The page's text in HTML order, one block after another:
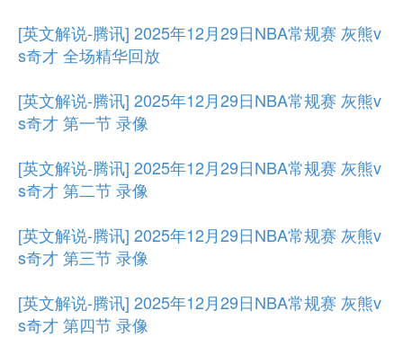
[英文解说-腾讯] 2025年12月29日NBA常规赛 灰熊v
s奇才 全场精华回放
[英文解说-腾讯] 2025年12月29日NBA常规赛 灰熊v
s奇才 第一节 录像
[英文解说-腾讯] 2025年12月29日NBA常规赛 灰熊v
s奇才 第二节 录像
[英文解说-腾讯] 2025年12月29日NBA常规赛 灰熊v
s奇才 第三节 录像
[英文解说-腾讯] 2025年12月29日NBA常规赛 灰熊v
s奇才 第四节 录像